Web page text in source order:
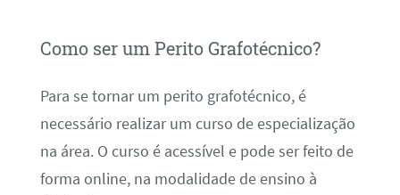
Como ser um Perito Grafotécnico?
Para se tornar um perito grafotécnico, é
necessário realizar um curso de especialização
na área. O curso é acessível e pode ser feito de
forma online, na modalidade de ensino à